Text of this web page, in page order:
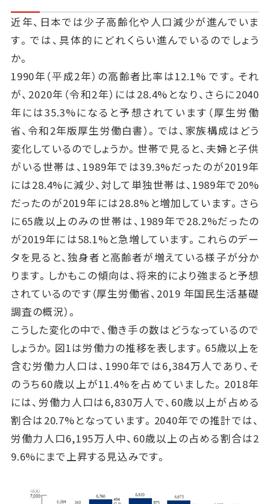
近年、日本では少子高齢化や人口減少が進んでいま
す。では、具体的にどれくらい進んでいるのでしょう
か。
1990年（平成2年）の高齢者比率は12.1% です。それ
が、2020年（令和2年）には28.4%となり、さらに2040
年には35.3%になると予想されています（厚生労働
省、令和2年版厚生労働白書）。では、家族構成はどう
変化しているのでしょうか。世帯で見ると、夫婦と子供
がいる世帯は、1989年では39.3%だったのが2019年
には28.4%に減少、対して単独世帯は、1989年で20%
だったのが2019年には28.8%と増加しています。さら
に65歳以上のみの世帯は、1989年で28.2%だったの
が2019年には58.1%と急増しています。これらのデー
タを見ると、独身者と高齢者が増えている様子が分か
ります。しかもこの傾向は、将来的により強まると予想
されているのです（厚生労働省、2019 年国民生活基礎
調査の概況）。
こうした変化の中で、働き手の数はどうなっているので
しょうか。図1は労働力の推移を表します。65歳以上を
含む労働力人口は、1990年では6,384万人であり、そ
のうち60歳以上が11.4%を占めていました。2018年
には、労働力人口は6,830万人で、60歳以上が占める
割合は20.7%となっています。2040年での推計では、
労働力人口6,195万人中、60歳以上の占める割合は2
9.6%にまで上昇する見込みです。